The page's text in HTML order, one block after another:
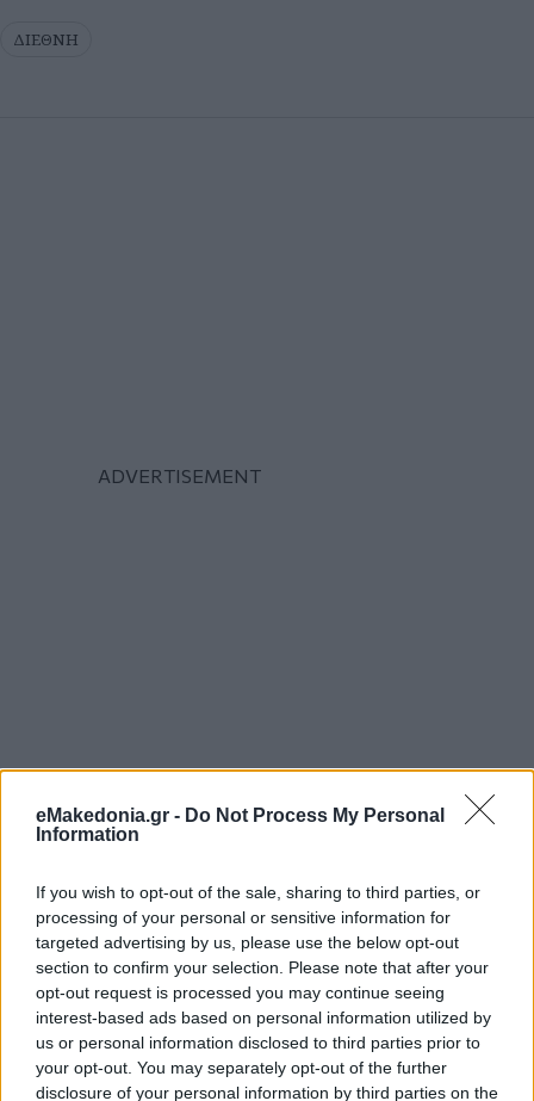
eMakedonia.gr - Do Not Process My Personal
Information
If you wish to opt-out of the sale, sharing to third parties, or
processing of your personal or sensitive information for
targeted advertising by us, please use the below opt-out
section to confirm your selection. Please note that after your
opt-out request is processed you may continue seeing
interest-based ads based on personal information utilized by
us or personal information disclosed to third parties prior to
your opt-out. You may separately opt-out of the further
disclosure of your personal information by third parties on the
ΔΙΕΘΝΗ